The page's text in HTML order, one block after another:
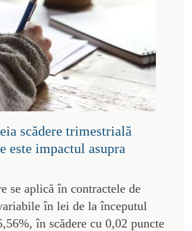
scădere trimestrială
este impactul asupra
se aplică în contractele de
în lei de la începutul
în scădere cu 0,02 puncte